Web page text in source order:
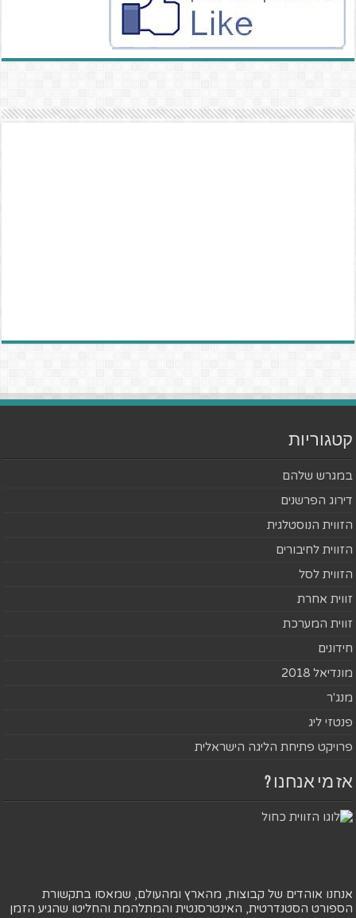
קטגוריות
במגרש שלהם
דירוג הפרשנים
הזווית הנוסטלגית
הזווית לחיבורים
הזווית לסל
זווית אחרת
זווית המערכת
חידונים
מונדיאל 2018
מנג'ר
פנטזי ליג
פרויקט פתיחת הליגה הישראלית
אז מי אנחנו ?
אנחנו אוהדים של קבוצות, מהארץ ומהעולם, שמאסו בתקשורת
הספורט הסטנדרטית, האינטרסנטית והמתלהמת והחליטו שהגיע הזמן